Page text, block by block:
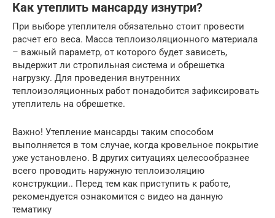
Как утеплить мансарду изнутри?
При выборе утеплителя обязательно стоит провести
расчет его веса. Масса теплоизоляционного материала
– важный параметр, от которого будет зависеть,
выдержит ли стропильная система и обрешетка
нагрузку. Для проведения внутренних
теплоизоляционных работ понадобится зафиксировать
утеплитель на обрешетке.
Важно! Утепление мансарды таким способом
выполняется в том случае, когда кровельное покрытие
уже установлено. В других ситуациях целесообразнее
всего проводить наружную теплоизоляцию
конструкции.. Перед тем как приступить к работе,
рекомендуется ознакомится с видео на данную
тематику